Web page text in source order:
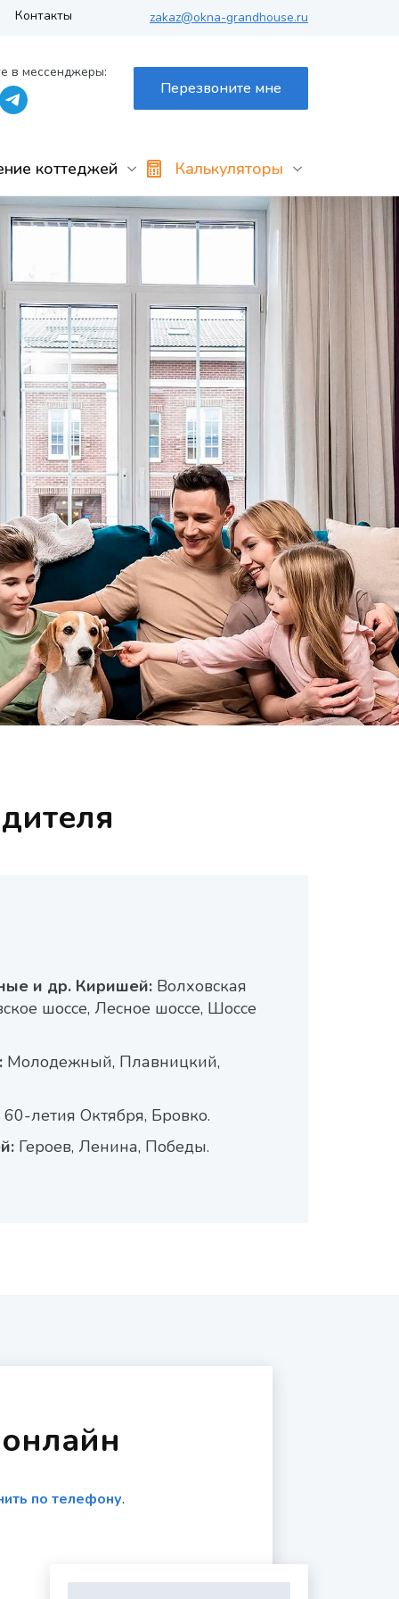
в мессенджеры:
Перезвоните мне
zakaz@okna-grandhouse.ru
коттеджей Калькуляторы
Контакты
и др. Киришей: Волховская
шоссе, Лесное шоссе, Шоссе
Молодежный, Плавницкий,
60-летия Октября, Бровко.
Героев, Ленина, Победы.
по телефону.